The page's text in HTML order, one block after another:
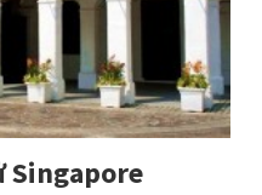
Singapore